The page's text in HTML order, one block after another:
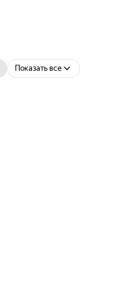
Показать все